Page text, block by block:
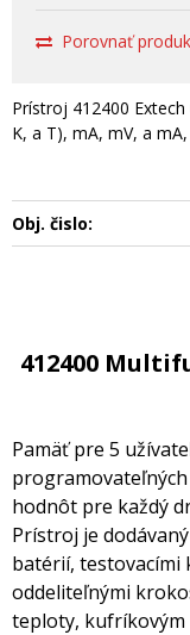
Porovnať
Prístroj 412400
K, a T), mA, mV, a
Obj. čislo:
412400
Pamäť pre 5
hodnôt pre každý
Prístroj je
batérií, testovacími
oddeliteľnými
teploty, kufríkovým